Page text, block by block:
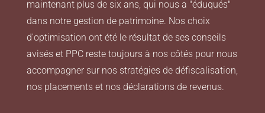
maintenant plus de six ans, qui nous a "éduqués"
dans notre gestion de patrimoine. Nos choix
d'optimisation ont été le résultat de ses conseils
avisés et PPC reste toujours à nos côtés pour nous
accompagner sur nos stratégies de défiscalisation,
nos placements et nos déclarations de revenus.